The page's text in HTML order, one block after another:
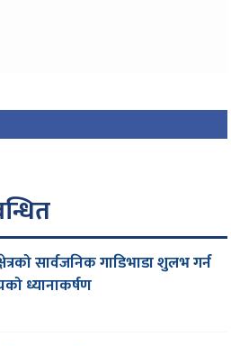
सार्वजनिक गाडिभाडा शुलभ गर्न
ध्यानाकर्षण